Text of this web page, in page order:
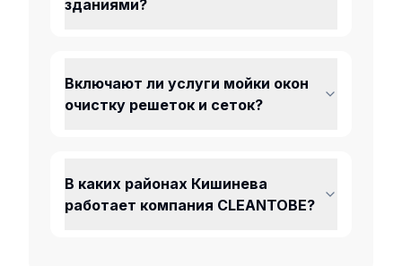
зданиями?
Включают ли услуги мойки окон
очистку решеток и сеток?
В каких районах Кишинева
работает компания CLEANTOBE?